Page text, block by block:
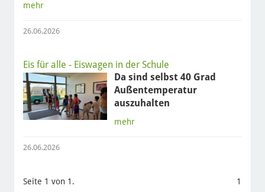
mehr
26.06.2026
Eis für alle - Eiswagen in der Schule
Da sind selbst 40 Grad
Außentemperatur
auszuhalten
mehr
26.06.2026
Seite 1 von 1. 1